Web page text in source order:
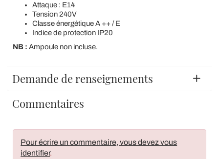
Attaque : E14
Tension 240V
Classe énergétique A ++ / E
Indice de protection IP20
NB : Ampoule non incluse.
Demande de renseignements
Commentaires
Pour écrire un commentaire, vous devez vous
identifier.